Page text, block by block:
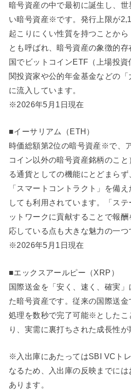
暗号資産の中で最初に誕生し、
い暗号資産※です。発行上限が
起こりにくい性質を持つことから
とも呼ばれ、暗号資産の象徴的
国でビットコインETF（上場投
関投資家や公的年金基金などの
に流入しています。
※2026年5月1日現在
■イーサリアム（ETH）
時価総額第2位の暗号資産※で、
コイン以外の暗号資産銘柄のこ
る通貨としての機能にとどまら
「スマートコントラクト」を備
しても利用されています。「ス
ットワークに貢献することで報
応している点も大きな魅力の一つ
※2026年5月1日現在
■エックスアールピー（XRP）
国際送金を「安く、速く、確実
た暗号資産です。従来の国際送
処理を数秒で完了可能※としたこ
り、実需に裏打ちされた成長性が
※入出庫にあたってはSBI VCト
なるため、入出庫の反映までに
あります。